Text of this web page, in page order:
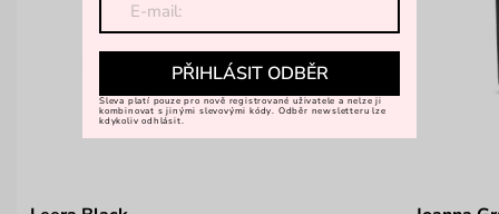
PŘIHLÁSIT ODBĚR
Sleva platí pouze pro nově registrované uživatele a nelze ji
kombinovat s jinými slevovými kódy. Odběr newsletteru lze
kdykoliv odhlásit.